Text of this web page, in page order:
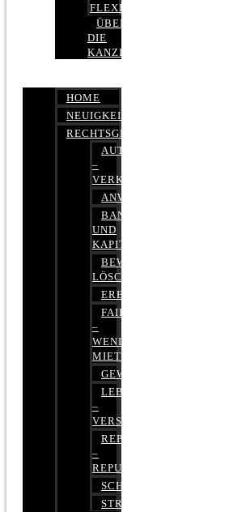
FLEXIBEL
ÜBER
DIE
KANZLEI
HOME
NEUIGKEITEN
RECHTSGEBIETE
AUTOBETRUG
–
VERKEHRSRECHT
ANWALTSHAFTUNGSRECHT
BANK-
UND
KAPITALMARKTRECHT
BEWERTUNGEN
LÖSCHEN
ERBRECHT
FAIRMIETEN
–
WENIGER
MIETE
GEWERBERECHT
LEBENSVERSICHERUNG
–
VERSICHERUNGSRECHT
REPUTATIONSRECHT
–
REPUTATIONSMANAGEMENT
SCHUFARECHT
STRAFRECHT